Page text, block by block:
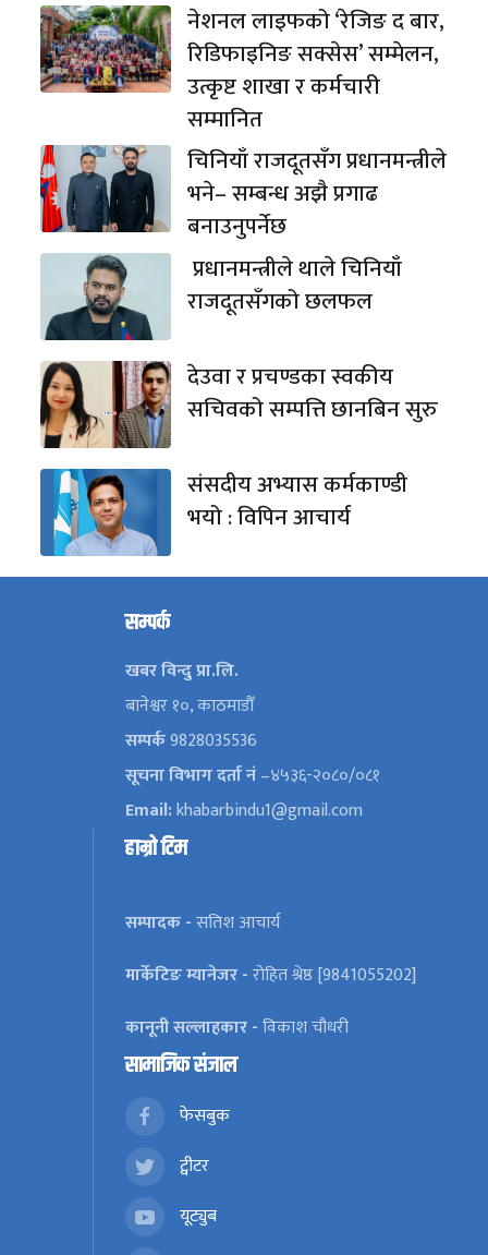
नेशनल लाइफको ‘रेजिङ द बार,
रिडिफाइनिङ सक्सेस’ सम्मेलन,
उत्कृष्ट शाखा र कर्मचारी
सम्मानित
चिनियाँ राजदूतसँग प्रधानमन्त्रीले
भने– सम्बन्ध अझै प्रगाढ
बनाउनुपर्नेछ
प्रधानमन्त्रीले थाले चिनियाँ
राजदूतसँगको छलफल
देउवा र प्रचण्डका स्वकीय
सचिवको सम्पत्ति छानबिन सुरु
संसदीय अभ्यास कर्मकाण्डी
भयो : विपिन आचार्य
सम्पर्क
खबर विन्दु प्रा.लि.
बानेश्वर १०, काठमाडौँ
सम्पर्क9828035536
सूचना विभाग दर्ता नं–४५३६-२०८०/०८१
Email:khabarbindu1@gmail.com
हाम्रो टिम
सम्पादक -सतिश आचार्य
मार्केटिङ म्यानेजर -रोहित श्रेष्ठ [9841055202]
कानूनी सल्लाहकार -विकाश चौधरी
सामाजिक संजाल
फेसबुक
ट्वीटर
यूट्युब